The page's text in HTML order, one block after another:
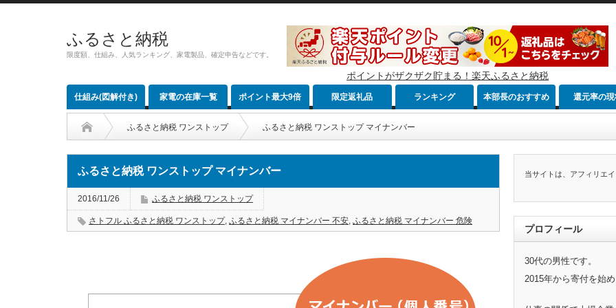
ふるさと納税
限度額、仕組み、人気ランキング、家電製品、確定申告などです。
ポイントがザクザク貯まる！楽天ふるさと納税
仕組み(図解付き) 家電の在庫一覧 ポイント最大9倍 限定返礼品 ランキング 本部長のおすすめ 還元率の
ふるさと納税 ワンストップ ふるさと納税 ワンストップ マイナンバー
ふるさと納税 ワンストップ マイナンバー
2016/11/26 ふるさと納税 ワンストップ
さトフル ふるさと納税 ワンストップ, ふるさと納税 マイナンバー 不安, ふるさと納税 マイナンバー 危険
当サイトは、アフィリエ
プロフィール
30代の男性です。
2015年から寄付を始